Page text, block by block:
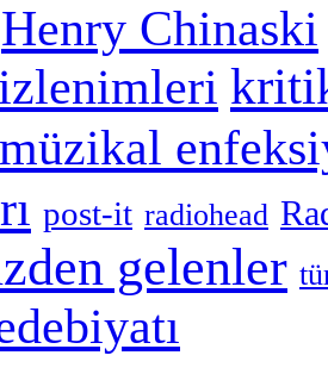
Henry Chinaski
müzikal
post-it radiohead
gelenler